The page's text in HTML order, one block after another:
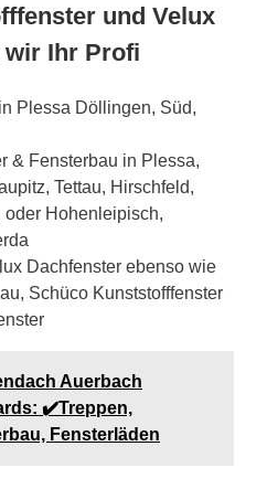
und Velux
wir Ihr Profi
Plessa Döllingen, Süd,
& Fensterbau in Plessa,
Tettau, Hirschfeld,
oder Hohenleipisch,
Dachfenster ebenso wie
Schüco Kunststofffenster
Auerbach
✔️Treppen,
Fensterläden